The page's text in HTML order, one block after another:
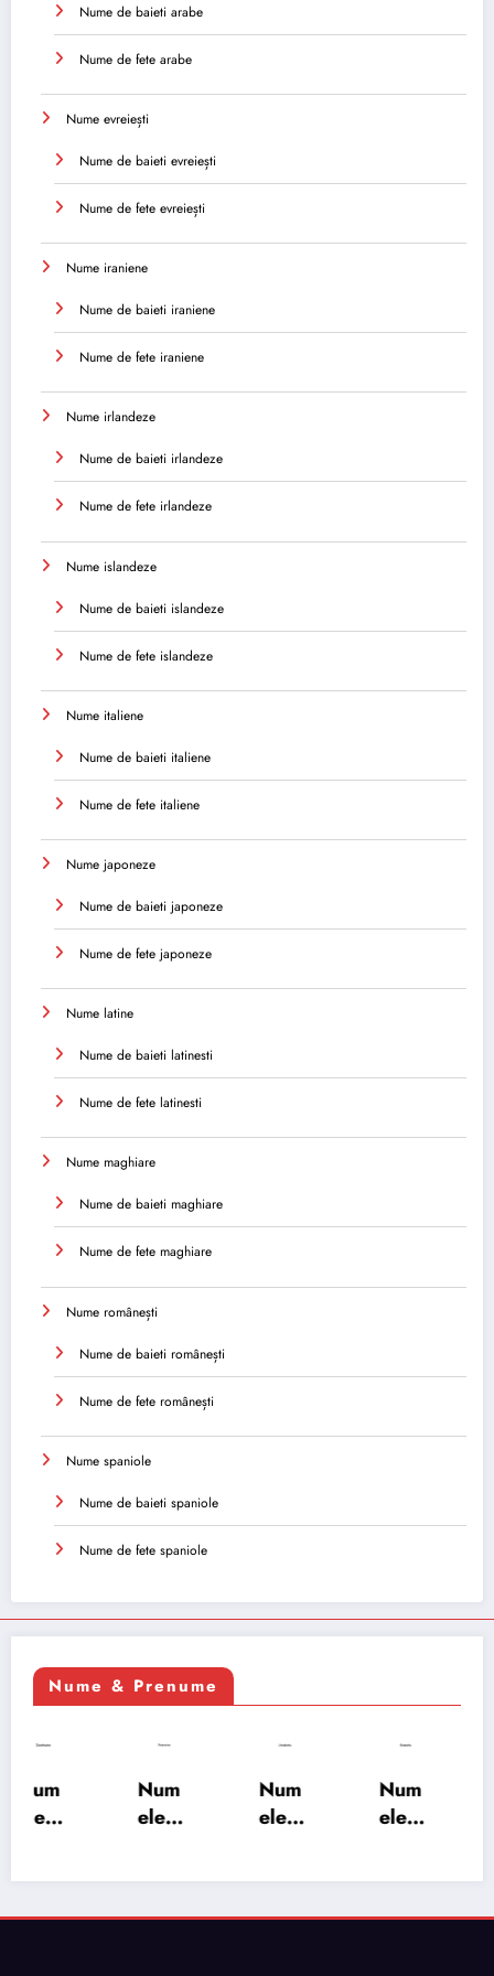
Nume de baieti arabe
Nume de fete arabe
Nume evreiești
Nume de baieti evreiești
Nume de fete evreiești
Nume iraniene
Nume de baieti iraniene
Nume de fete iraniene
Nume irlandeze
Nume de baieti irlandeze
Nume de fete irlandeze
Nume islandeze
Nume de baieti islandeze
Nume de fete islandeze
Nume italiene
Nume de baieti italiene
Nume de fete italiene
Nume japoneze
Nume de baieti japoneze
Nume de fete japoneze
Nume latine
Nume de baieti latinesti
Nume de fete latinesti
Nume maghiare
Nume de baieti maghiare
Nume de fete maghiare
Nume românești
Nume de baieti românești
Nume de fete românești
Nume spaniole
Nume de baieti spaniole
Nume de fete spaniole
Nume & Prenume
Num
ele
semn
Num
ele
semn
Num
ele
semn
Num
ele
ificați